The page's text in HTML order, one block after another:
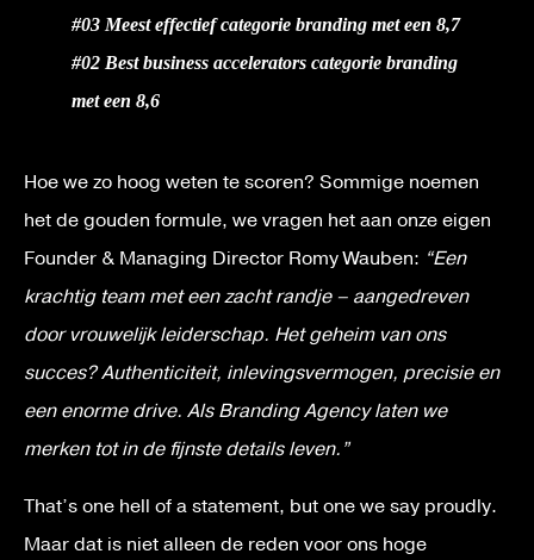
#03 Meest effectief categorie branding met een 8,7
#02 Best business accelerators categorie branding
met een 8,6
Hoe we zo hoog weten te scoren? Sommige noemen
het de gouden formule, we vragen het aan onze eigen
Founder & Managing Director Romy Wauben: “Een
krachtig team met een zacht randje – aangedreven
door vrouwelijk leiderschap. Het geheim van ons
succes? Authenticiteit, inlevingsvermogen, precisie en
een enorme drive. Als Branding Agency laten we
merken tot in de fijnste details leven.”
That’s one hell of a statement, but one we say proudly.
Maar dat is niet alleen de reden voor ons hoge